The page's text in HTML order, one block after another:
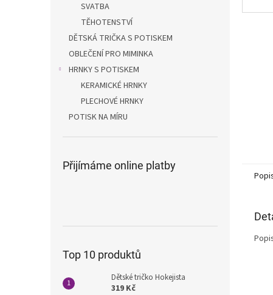
SVATBA
TĚHOTENSTVÍ
DĚTSKÁ TRIČKA S POTISKEM
OBLEČENÍ PRO MIMINKA
HRNKY S POTISKEM
KERAMICKÉ HRNKY
PLECHOVÉ HRNKY
POTISK NA MÍRU
Přijímáme online platby
Top 10 produktů
Dětské tričko Hokejista
319 Kč